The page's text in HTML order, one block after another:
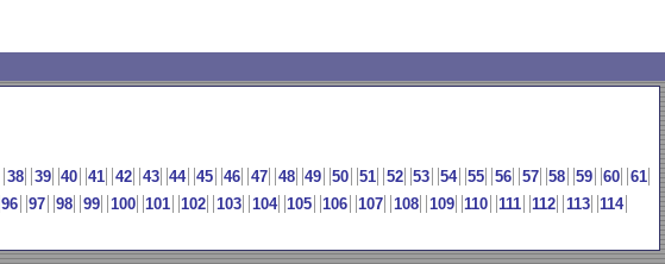
38 39 40 41 42 43 44 45 46 47 48 49 50 51 52 53 54 55 56 57 58 59 60
61
96 97 98 99 100 101 102 103 104 105 106 107 108 109 110 111 112 113
114